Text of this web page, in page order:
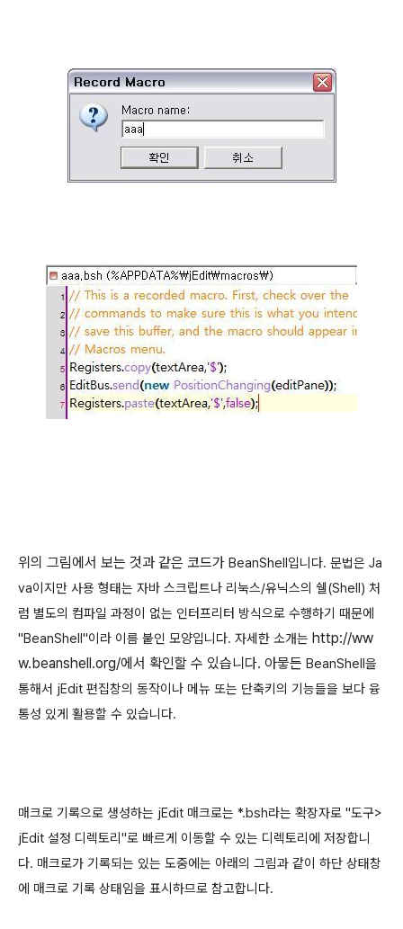
위의 그림에서 보는 것과 같은 코드가 BeanShell입니다. 문법은 Ja
va이지만 사용 형태는 자바 스크립트나 리눅스/유닉스의 쉘(Shell) 처
럼 별도의 컴파일 과정이 없는 인터프리터 방식으로 수행하기 때문에
"BeanShell"이라 이름 붙인 모양입니다. 자세한 소개는 http://ww
w.beanshell.org/에서 확인할 수 있습니다. 아뭏든 BeanShell을
통해서 jEdit 편집창의 동작이나 메뉴 또는 단축키의 기능들을 보다 융
통성 있게 활용할 수 있습니다.
매크로 기록으로 생성하는 jEdit 매크로는 *.bsh라는 확장자로 "도구>
jEdit 설정 디렉토리"로 빠르게 이동할 수 있는 디렉토리에 저장합니
다. 매크로가 기록되는 있는 도중에는 아래의 그림과 같이 하단 상태창
에 매크로 기록 상태임을 표시하므로 참고합니다.